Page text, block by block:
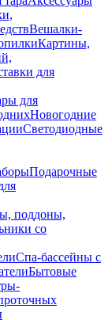
Вешалки-
Картины,
для
для
Новогодние
Светодиодные
Подарочные
поддоны,
со
Спа-бассейны с
Бытовые